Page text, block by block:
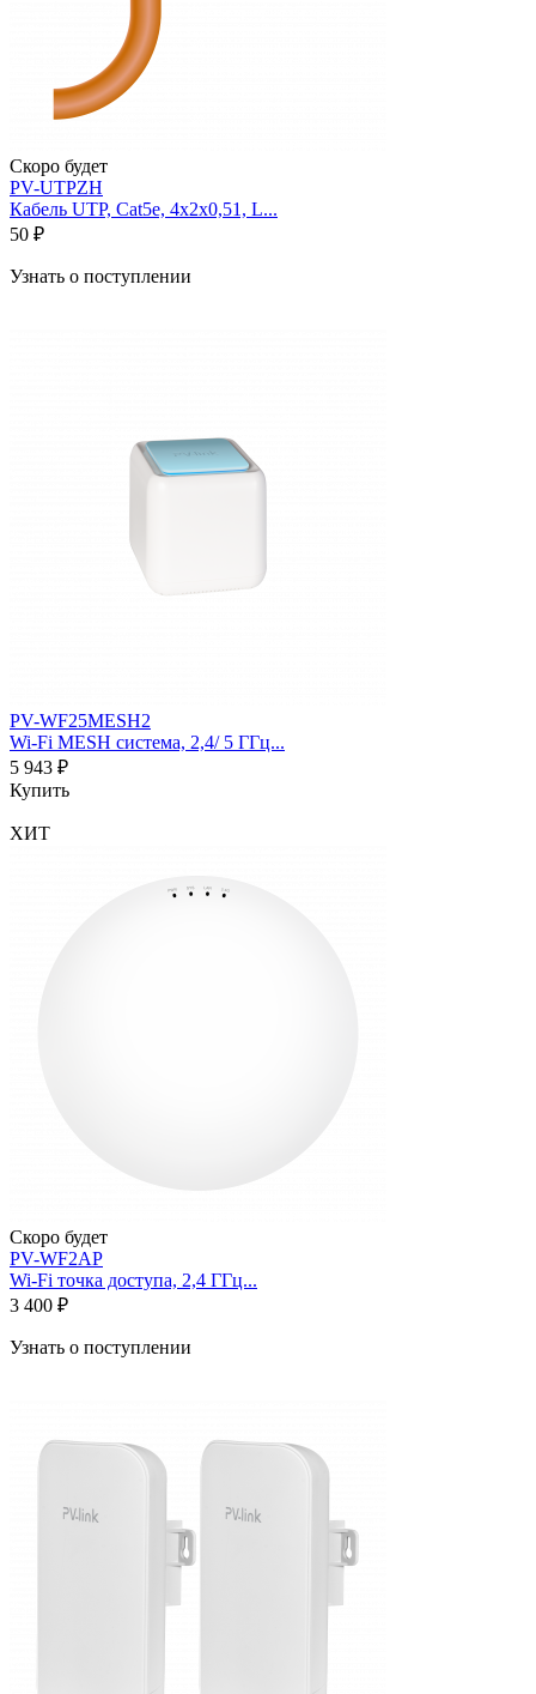
Скоро будет
PV-UTPZH
Кабель UTP, Cat5e, 4х2х0,51, L...
50 ₽
Узнать о поступлении
PV-WF25MESH2
Wi-Fi MESH система, 2,4/ 5 ГГц...
5 943 ₽
Купить
ХИТ
Скоро будет
PV-WF2AP
Wi-Fi точка доступа, 2,4 ГГц...
3 400 ₽
Узнать о поступлении